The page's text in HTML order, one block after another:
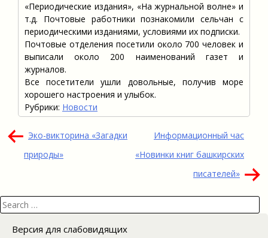
«Периодические издания», «На журнальной волне» и
т.д. Почтовые работники познакомили сельчан с
периодическими изданиями, условиями их подписки.
Почтовые отделения посетили около 700 человек и
выписали около 200 наименований газет и
журналов.
Все посетители ушли довольные, получив море
хорошего настроения и улыбок.
Рубрики: Новости
Навигация
по
Эко-викторина «Загадки
природы»
Информационный час
«Новинки книг башкирских
писателей»
Search
for:
Версия для слабовидящих